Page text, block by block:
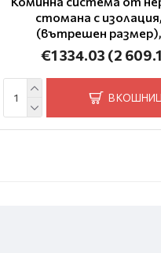
стомана с
(вътрешен размер),
€1 334.03 (2
В